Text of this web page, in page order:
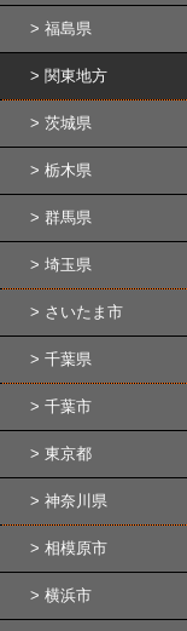
福島県
関東地方
茨城県
栃木県
群馬県
埼玉県
さいたま市
千葉県
千葉市
東京都
神奈川県
相模原市
横浜市